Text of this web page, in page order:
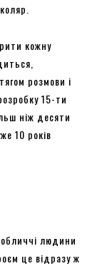
кожну
розмови і
15-ти
ніж десяти
10 років
людини
це відразу ж